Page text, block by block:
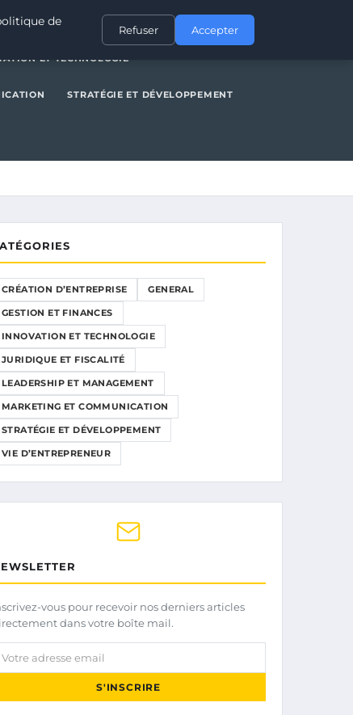
GESTION ET FINANCESINNOVATION ET TECHNOLOGIE
ET TECHNOLOGIE
STRATÉGIE ET DÉVELOPPEMENT
CRÉATION D’ENTREPRISE GENERAL
GESTION ET FINANCES
INNOVATION ET TECHNOLOGIE
JURIDIQUE ET FISCALITÉ
LEADERSHIP ET MANAGEMENT
MARKETING ET COMMUNICATION
STRATÉGIE ET DÉVELOPPEMENT
VIE D’ENTREPRENEUR
vous pour recevoir nos derniers articles
dans votre boîte mail.
adresse email
S'INSCRIRE
de
Refuser Accepter